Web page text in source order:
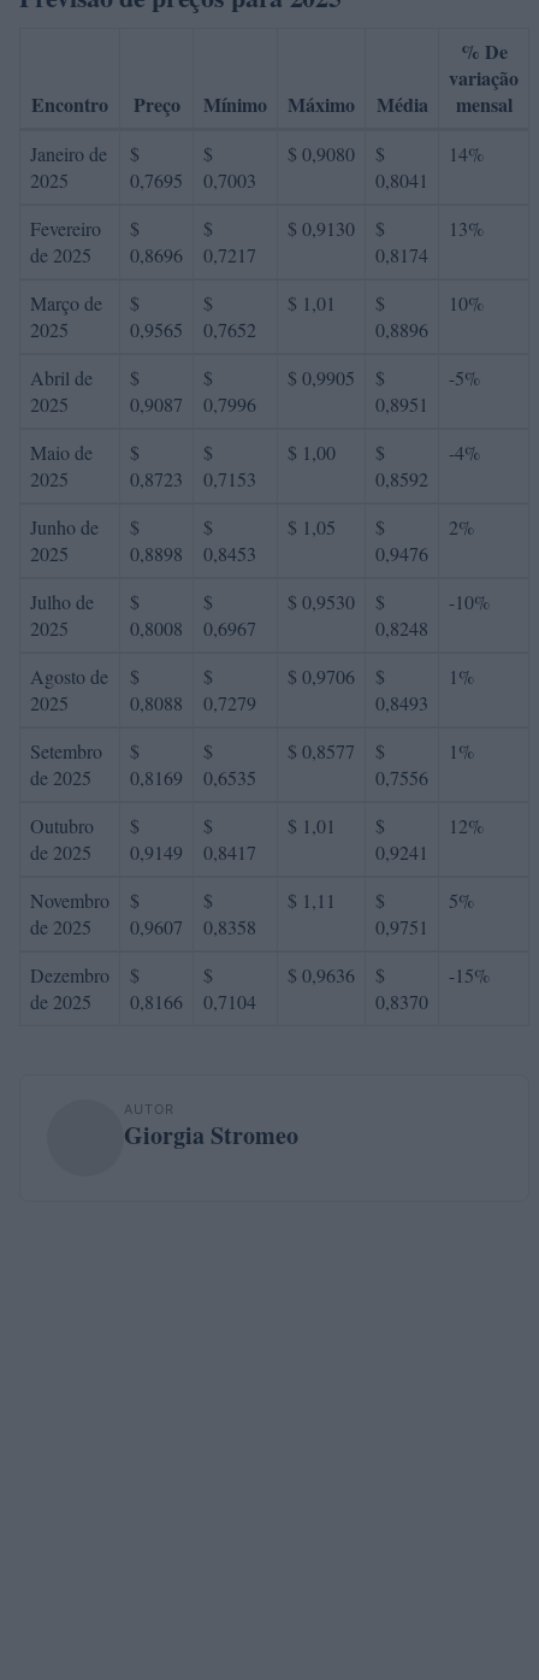
Encontro Preço Mínimo Máximo Média
% De
variação
mensal
Janeiro de
2025
$
0,7695
$
0,7003
$ 0,9080
$
0,8041
14%
Fevereiro
de 2025
$
0,8696
$
0,7217
$ 0,9130
$
0,8174
13%
Março de
2025
$
0,9565
$
0,7652
$ 1,01
$
0,8896
10%
Abril de
2025
$
0,9087
$
0,7996
$ 0,9905
$
0,8951
-5%
Maio de
2025
$
0,8723
$
0,7153
$ 1,00
$
0,8592
-4%
Junho de
2025
$
0,8898
$
0,8453
$ 1,05
$
0,9476
2%
Julho de
2025
$
0,8008
$
0,6967
$ 0,9530
$
0,8248
-10%
Agosto de
2025
$
0,8088
$
0,7279
$ 0,9706
$
0,8493
1%
Setembro
de 2025
$
0,8169
$
0,6535
$ 0,8577
$
0,7556
1%
Outubro
de 2025
$
0,9149
$
0,8417
$ 1,01
$
0,9241
12%
Novembro
de 2025
$
0,9607
$
0,8358
$ 1,11
$
0,9751
5%
Dezembro
de 2025
$
0,8166
$
0,7104
$ 0,9636
$
0,8370
-15%
AUTOR
Giorgia Stromeo